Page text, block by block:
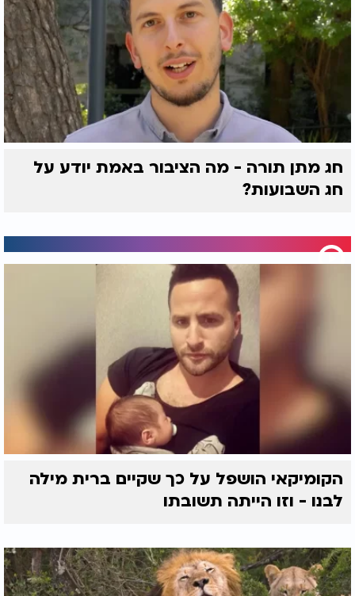
חג מתן תורה - מה הציבור באמת יודע על
חג השבועות?
הקומיקאי הושפל על כך שקיים ברית מילה
לבנו - וזו הייתה תשובתו